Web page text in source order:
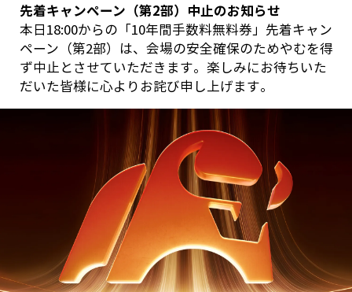
先着キャンペーン（第2部）中止のお知らせ
本日18:00からの「10年間手数料無料券」先着キャン
ペーン（第2部）は、会場の安全確保のためやむを得
ず中止とさせていただきます。楽しみにお待ちいた
だいた皆様に心よりお詫び申し上げます。